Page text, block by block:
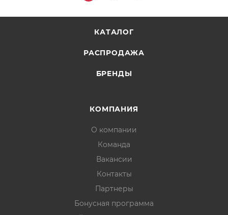
КАТАЛОГ
РАСПРОДАЖА
БРЕНДЫ
КОМПАНИЯ
О компании
Команда
Вакансии
Контакты
Партнеры
Бонусная программа